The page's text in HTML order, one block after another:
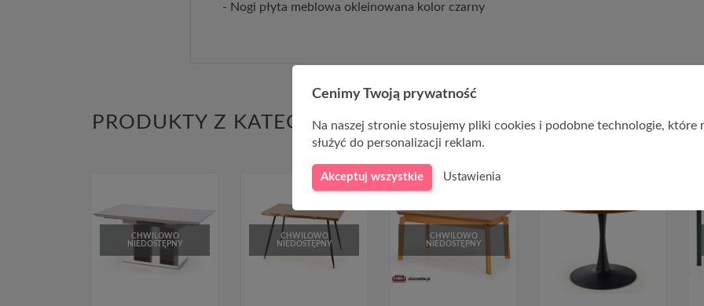
- Nogi płyta meblowa okleinowana kolor czarny
PRODUKTY Z KATEGORII
CHWILOWO
NIEDOSTĘPNY
CHWILOWO
NIEDOSTĘPNY
CHWILOWO
NIEDOSTĘPNY
Cenimy Twoją prywatność
Na naszej stronie stosujemy pliki cookies i podobne technologie, które
służyć do personalizacji reklam.
Akceptuj wszystkie Ustawienia